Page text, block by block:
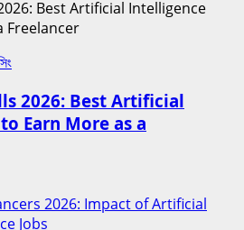
2026: Best Artificial
Earn More as a
2026: Impact of Artificial
Jobs